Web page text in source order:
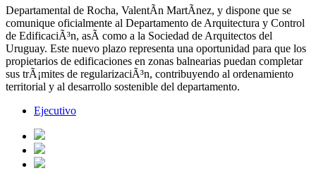
Departamental de Rocha, ValentÃ­n MartÃ­nez, y dispone que se
comunique oficialmente al Departamento de Arquitectura y Control
de EdificaciÃ³n, asÃ­ como a la Sociedad de Arquitectos del
Uruguay. Este nuevo plazo representa una oportunidad para que los
propietarios de edificaciones en zonas balnearias puedan completar
sus trÃ¡mites de regularizaciÃ³n, contribuyendo al ordenamiento
territorial y al desarrollo sostenible del departamento.
Ejecutivo